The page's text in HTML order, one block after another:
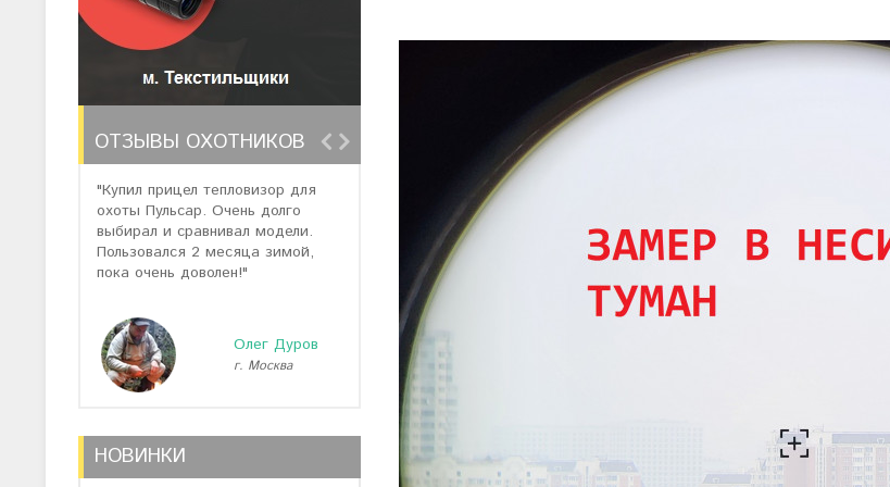
ОТЗЫВЫ ОХОТНИКОВ
"Купил прицел тепловизор для
охоты Пульсар. Очень долго
выбирал и сравнивал модели.
Пользовался 2 месяца зимой,
пока очень доволен!"
Олег Дуров
г. Москва
"Отзывов о тепловизорах Atak не
много, но спасибо консультантам,
помогли подобрать отличную и
не дорогую модель. Взял
монокуляр."
ночью. Спасибо Семену за
грамотную консультацию. Очень
НОВИНКИ